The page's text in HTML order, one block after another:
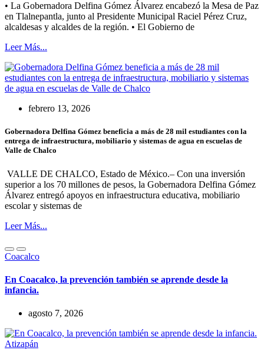
• La Gobernadora Delfina Gómez Álvarez encabezó la Mesa de Paz
en Tlalnepantla, junto al Presidente Municipal Raciel Pérez Cruz,
alcaldesas y alcaldes de la región. • El Gobierno de
Leer Más...
febrero 13, 2026
Gobernadora Delfina Gómez beneficia a más de 28 mil estudiantes con la
entrega de infraestructura, mobiliario y sistemas de agua en escuelas de
Valle de Chalco
VALLE DE CHALCO, Estado de México.– Con una inversión
superior a los 70 millones de pesos, la Gobernadora Delfina Gómez
Álvarez entregó apoyos en infraestructura educativa, mobiliario
escolar y sistemas de
Leer Más...
Coacalco
En Coacalco, la prevención también se aprende desde la
infancia.
agosto 7, 2026
Atizapán